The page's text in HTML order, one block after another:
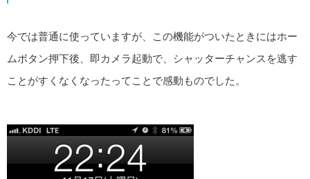
今では普通に使っていますが、この機能がついたときにはホー
ムボタン押下後、即カメラ起動で、シャッターチャンスを逃す
ことがすくなくなったってことで感動ものでした。